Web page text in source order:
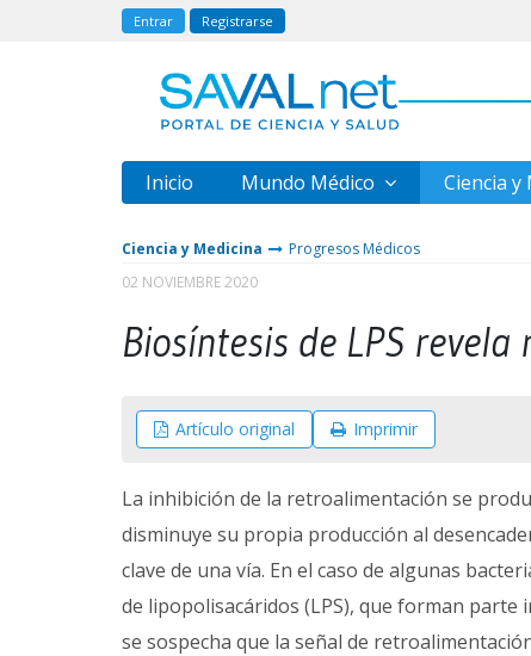
Entrar Registrarse
Inicio Mundo Médico Ciencia y
Ciencia y Medicina
Progresos Médicos
02 NOVIEMBRE 2020
Biosíntesis de LPS
Artículo original Imprimir
La inhibición de la retroalimentación se
disminuye su propia producción al
clave de una vía. En el caso de algunas
de lipopolisacáridos (LPS), que forman
se sospecha que la señal de